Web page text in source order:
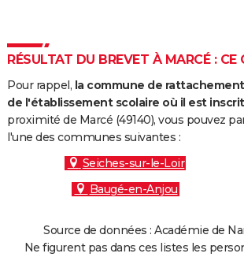
RÉSULTAT DU BREVET À MARCÉ :
Pour rappel, la commune de
de l'établissement scolaire où il est inscrit
proximité de Marcé (49140), vous pouvez
l'une des communes suivantes :
Seiches-sur-le-Loir
Baugé-en-Anjou
Source de données : Académie de
Ne figurent pas dans ces listes les